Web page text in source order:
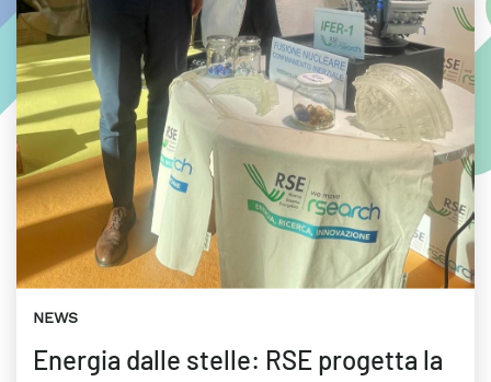
NEWS
Energia dalle stelle: RSE progetta la